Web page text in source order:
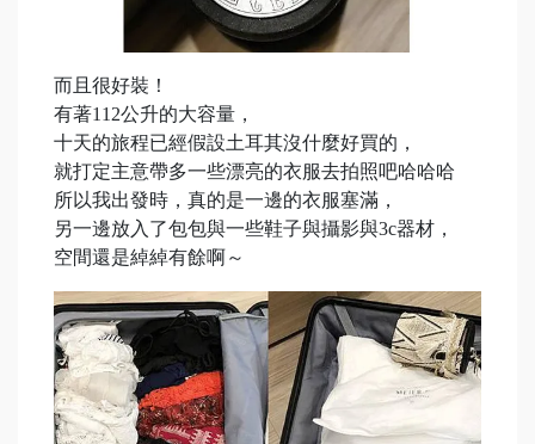
而且很好裝！
有著112公升的大容量，
十天的旅程已經假設土耳其沒什麼好買的，
就打定主意帶多一些漂亮的衣服去拍照吧哈哈哈
所以我出發時，真的是一邊的衣服塞滿，
另一邊放入了包包與一些鞋子與攝影與3c器材，
空間還是綽綽有餘啊～